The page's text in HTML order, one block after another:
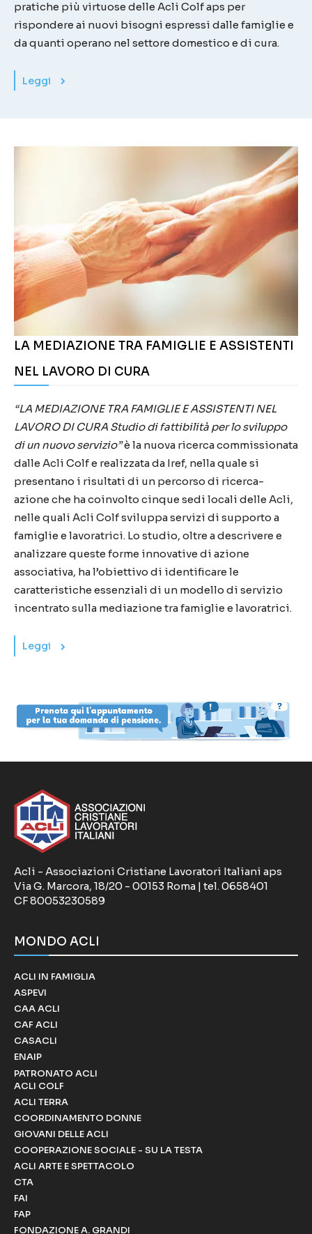
pratiche più virtuose delle Acli Colf aps per
rispondere ai nuovi bisogni espressi dalle famiglie e
da quanti operano nel settore domestico e di cura.
Leggi
LA MEDIAZIONE TRA FAMIGLIE E ASSISTENTI
NEL LAVORO DI CURA
“LA MEDIAZIONE TRA FAMIGLIE E ASSISTENTI NEL
LAVORO DI CURA Studio di fattibilità per lo sviluppo
di un nuovo servizio”è la nuova ricerca commissionata
dalle Acli Colf e realizzata da Iref, nella quale si
presentano i risultati di un percorso di ricerca-
azione che ha coinvolto cinque sedi locali delle Acli,
nelle quali Acli Colf sviluppa servizi di supporto a
famiglie e lavoratrici. Lo studio, oltre a descrivere e
analizzare queste forme innovative di azione
associativa, ha l’obiettivo di identificare le
caratteristiche essenziali di un modello di servizio
incentrato sulla mediazione tra famiglie e lavoratrici.
Leggi
Acli - Associazioni Cristiane Lavoratori Italiani aps
Via G. Marcora, 18/20 - 00153 Roma | tel. 0658401
CF 80053230589
MONDO ACLI
ACLI IN FAMIGLIA
ASPEVI
CAA ACLI
CAF ACLI
CASACLI
ENAIP
PATRONATO ACLI
ACLI COLF
ACLI TERRA
COORDINAMENTO DONNE
GIOVANI DELLE ACLI
COOPERAZIONE SOCIALE - SU LA TESTA
ACLI ARTE E SPETTACOLO
CTA
FAI
FAP
FONDAZIONE A. GRANDI